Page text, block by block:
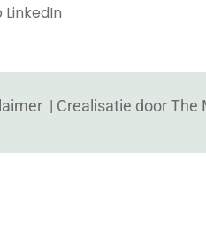
LinkedIn
| Crealisatie doorThe